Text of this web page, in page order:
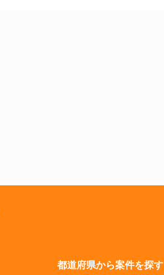
都道府県から案件を探す